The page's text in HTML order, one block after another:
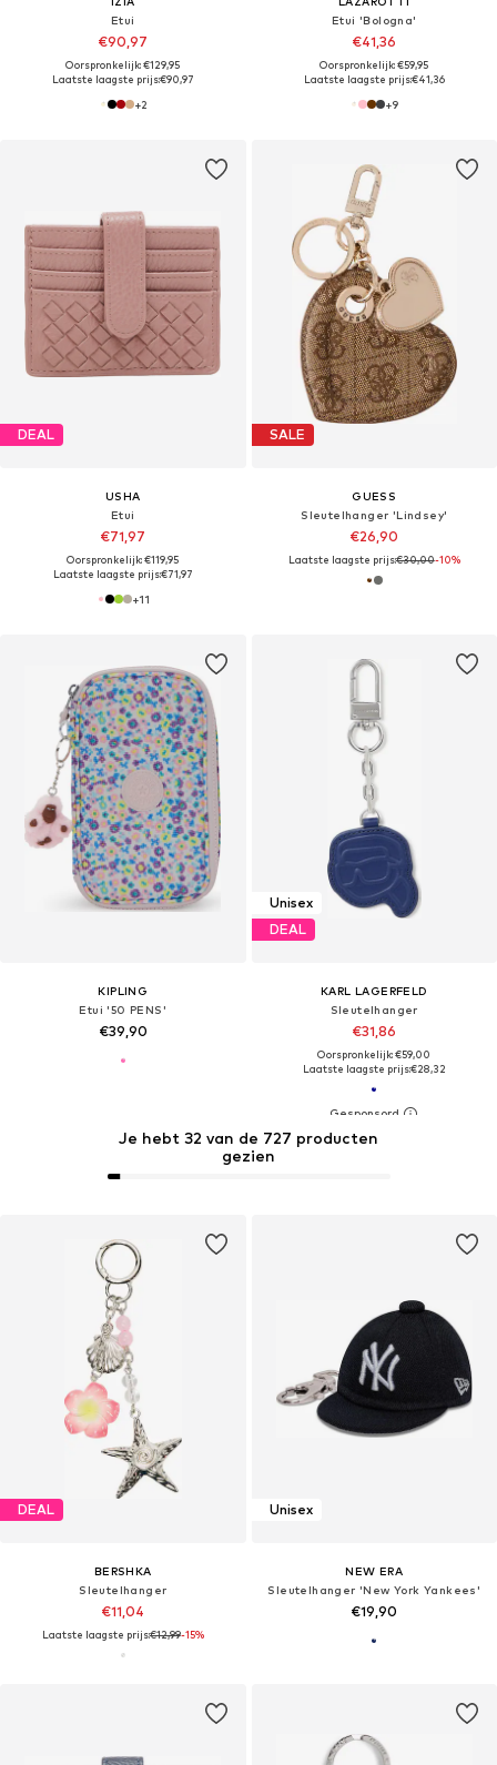
Etui
€90,97
Oorspronkelijk: €129,95
Laatste laagste prijs:€90,97
+2
Etui 'Bologna'
€41,36
Oorspronkelijk: €59,95
Laatste laagste prijs:€41,36
+9
DEAL
USHA
Etui
€71,97
Oorspronkelijk: €119,95
Laatste laagste prijs:€71,97
+11
SALE
GUESS
Sleutelhanger 'Lindsey'
€26,90
Laatste laagste prijs:€30,00-10%
KIPLING
Etui '50 PENS'
€39,90
Unisex
DEAL
KARL LAGERFELD
Sleutelhanger
€31,86
Oorspronkelijk: €59,00
Laatste laagste prijs:€28,32
Je hebt 32 van de 727 producten
gezien
DEAL
BERSHKA
Sleutelhanger
€11,04
Laatste laagste prijs:€12,99-15%
Unisex
NEW ERA
Sleutelhanger 'New York Yankees'
€19,90